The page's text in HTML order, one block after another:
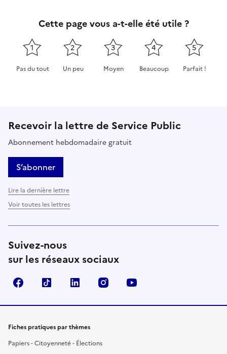
Cette page vous a-t-elle été utile ?
1
Pas du tout
2
Un peu
3
Moyen
4
Beaucoup
5
Parfait !
Recevoir la lettre de Service Public
Abonnement hebdomadaire gratuit
S’abonner
Lire la dernière lettre
Voir toutes les lettres
Suivez-nous
sur les réseaux sociaux
FacebookTikTok LinkedIn Instagram
Fiches pratiques par thèmes
Papiers - Citoyenneté - Élections